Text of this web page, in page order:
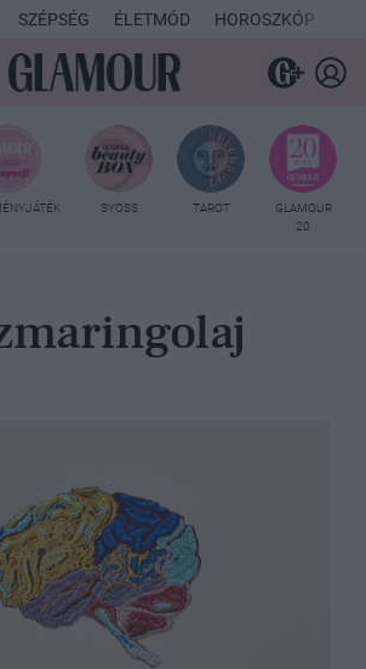
SZÉPSÉG ÉLETMÓD HOROSZKÓP
SYOSS TAROT
GLAMOUR
20